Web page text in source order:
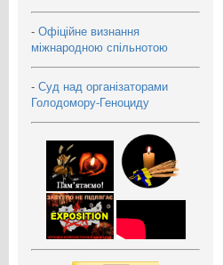
- Офіційне визнання
міжнародною спільнотою
- Суд над організаторами
Голодомору-Геноциду